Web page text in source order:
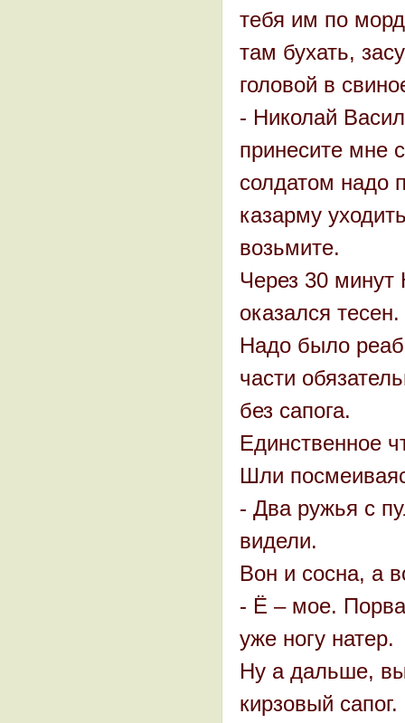
тебя им по
там бухать,
головой в
- Николай
принесите мне
солдатом надо
казарму
возьмите.
Через 30 минут
оказался
Надо было
части
без сапога.
Единственное
Шли
- Два ружья с
видели.
Вон и сосна, а
- Ё – мое.
уже ногу натер.
Ну а дальше,
кирзовый